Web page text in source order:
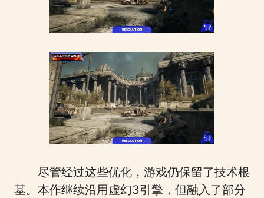
尽管经过这些优化，游戏仍保留了技术根
基。本作继续沿用虚幻3引擎，但融入了部分